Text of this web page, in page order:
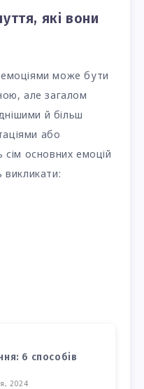
які вони
може бути
але загалом
й більш
або
сім основних емоцій
викликати:
6 способів
2024